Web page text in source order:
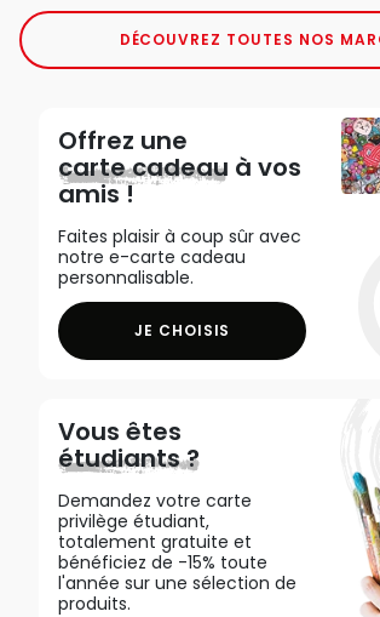
DÉCOUVREZ TOUTES NOS
Offrez une
carte cadeau à vos
amis !
Faites plaisir à coup sûr avec
notre e-carte cadeau
personnalisable.
JE CHOISIS
Vous êtes
étudiants ?
Demandez votre carte
privilège étudiant,
totalement gratuite et
bénéficiez de -15% toute
l'année sur une sélection de
produits.